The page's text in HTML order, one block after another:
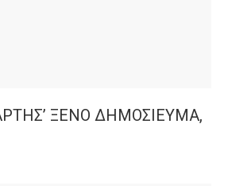
ΞΕΝΟ ΔΗΜΟΣΙΕΥΜΑ,